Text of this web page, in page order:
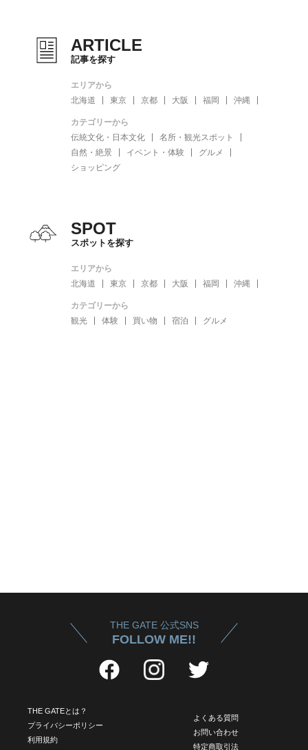
ARTICLE
記事を探す
エリアから
北海道
東京 京都 大阪 福岡 沖縄
カテゴリーから
伝統文化・日本文化
名所・観光スポット
自然・絶景
イベント・体験
グルメ
ショッピング
SPOT
スポットを探す
エリアから
北海道
東京 京都 大阪 福岡 沖縄
カテゴリーから
観光
体験 買い物 宿泊 グルメ
THE GATE 公式SNS
FOLLOW ME!!
THE GATEとは？
プライバシーポリシー
利用規約
よくある質問
お問い合わせ
特定商取引法